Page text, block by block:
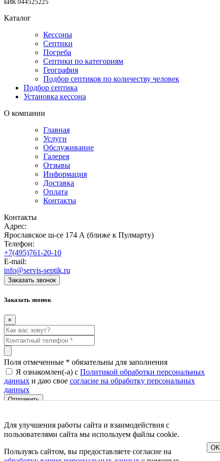
БИК 044525225
Каталог
Кессоны
Септики
Погреба
Септики по категориям
География
Подбор септиков по количеству человек
Подбор септика
Установка кессона
О компании
Главная
Услуги
Обслуживание
Галерея
Отзывы
Информация
Доставка
Оплата
Контакты
Контакты
Адрес:
Ярославское ш-се 174 А (ближе к Пулмарту)
Телефон:
+7(495)761-20-10
E-mail:
info@servis-septik.ru
Заказать звонок
Заказать звонок
×
Поля отмеченные * обязательны для заполнения
Я ознакомлен(-а) с Политикой обработки персональных
данных и даю свое согласие на обработку персональных
данных
Создание и продвижение сайтовВеб-студия NewTone
Для улучшения работы сайта и взаимодействия с
пользователями сайта мы используем файлы cookie.
Пользуясь сайтом, вы предоставляете согласие на
OK